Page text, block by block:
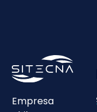
Empresa